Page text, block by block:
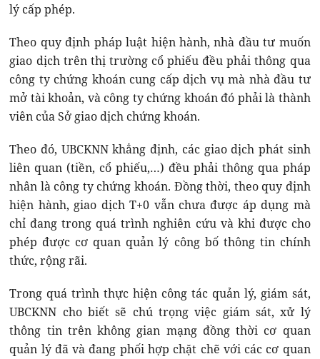
lý cấp phép.
Theo quy định pháp luật hiện hành, nhà đầu tư muốn
giao dịch trên thị trường cổ phiếu đều phải thông qua
công ty chứng khoán cung cấp dịch vụ mà nhà đầu tư
mở tài khoản, và công ty chứng khoán đó phải là thành
viên của Sở giao dịch chứng khoán.
Theo đó, UBCKNN khẳng định, các giao dịch phát sinh
liên quan (tiền, cổ phiếu,…) đều phải thông qua pháp
nhân là công ty chứng khoán. Đồng thời, theo quy định
hiện hành, giao dịch T+0 vẫn chưa được áp dụng mà
chỉ đang trong quá trình nghiên cứu và khi được cho
phép được cơ quan quản lý công bố thông tin chính
thức, rộng rãi.
Trong quá trình thực hiện công tác quản lý, giám sát,
UBCKNN cho biết sẽ chú trọng việc giám sát, xử lý
thông tin trên không gian mạng đồng thời cơ quan
quản lý đã và đang phối hợp chặt chẽ với các cơ quan